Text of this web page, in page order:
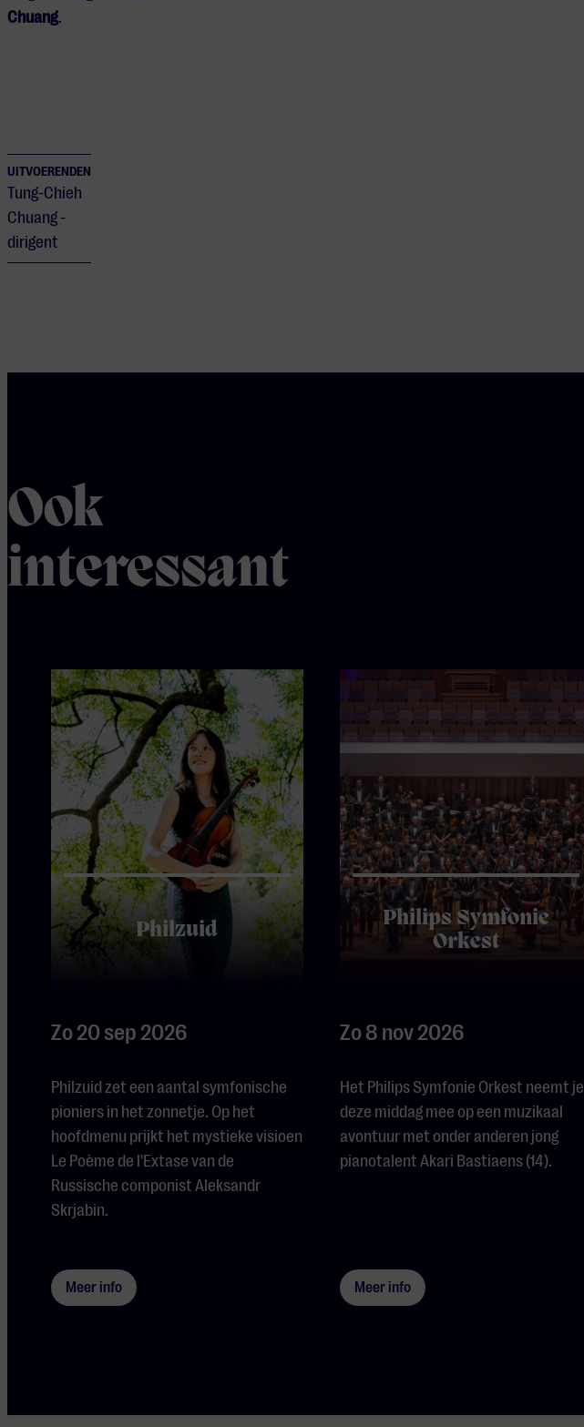
Chuang.
UITVOERENDEN
Tung-Chieh
Chuang -
dirigent
Ook
interessant
Philzuid
Zo 20 sep 2026
Philzuid zet een aantal symfonische
pioniers in het zonnetje. Op het
hoofdmenu prijkt het mystieke visioen
Le Poème de l'Extase van de
Russische componist Aleksandr
Skrjabin.
Meer info
Philips Symfonie
Orkest
Zo 8 nov 2026
Het Philips Symfonie Orkest neemt je
deze middag mee op een muzikaal
avontuur met onder anderen jong
pianotalent Akari Bastiaens (14).
Meer info